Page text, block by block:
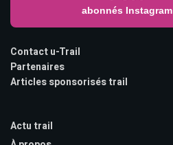
abonnés Instagram
Contact u-Trail
Partenaires
Articles sponsorisés trail
Actu trail